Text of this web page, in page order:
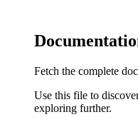
Fetch the complete
Use this file to
exploring further.